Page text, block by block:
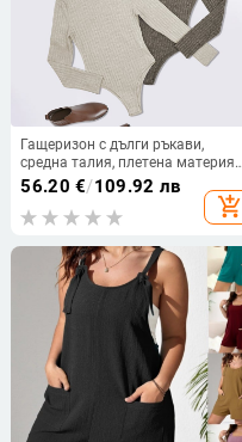
Гащеризон с дълги ръкави,
средна талия, плетена материя
полиестер над 95% и еластан,
средна плътност, прилепнал
силует
56.20 €/109.92 лв
add_shopping_cart